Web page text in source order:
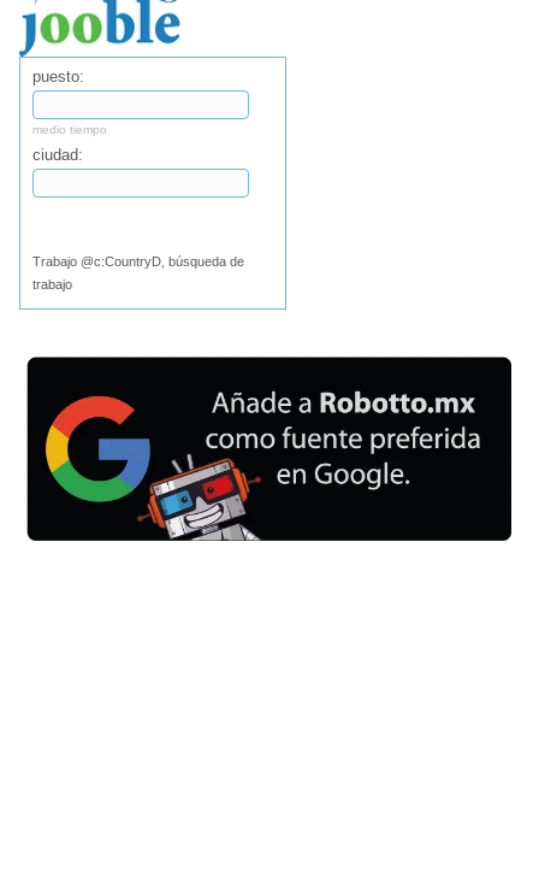
puesto:
medio tiempo
ciudad:
Trabajo @c:CountryD, búsqueda de
trabajo